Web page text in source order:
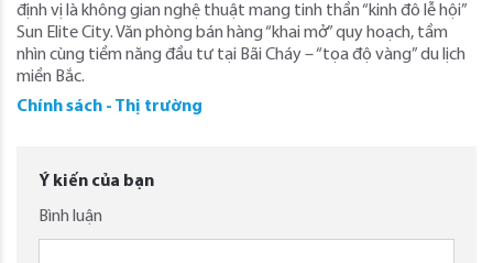
định vị là không gian nghệ thuật mang tinh thần “kinh đô lễ hội”
Sun Elite City. Văn phòng bán hàng “khai mở” quy hoạch, tầm
nhìn cùng tiềm năng đầu tư tại Bãi Cháy – “tọa độ vàng” du lịch
miền Bắc.
Chính sách - Thị trường
Ý kiến của bạn
Bình luận